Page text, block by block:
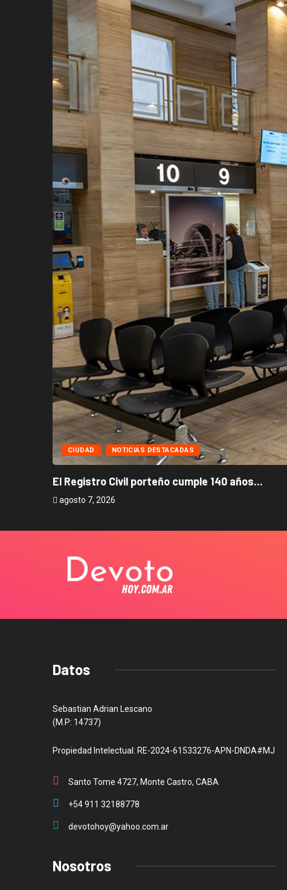
CIUDAD NOTICIAS DESTACADAS
El Registro Civil porteño cumple 140 años...
agosto 7, 2026
Datos
Sebastian Adrian Lescano
(M.P: 14737)
Propiedad Intelectual: RE-2024-61533276-APN-DNDA#MJ
Santo Tome 4727, Monte Castro, CABA
+54 911 32188778
devotohoy@yahoo.com.ar
Nosotros